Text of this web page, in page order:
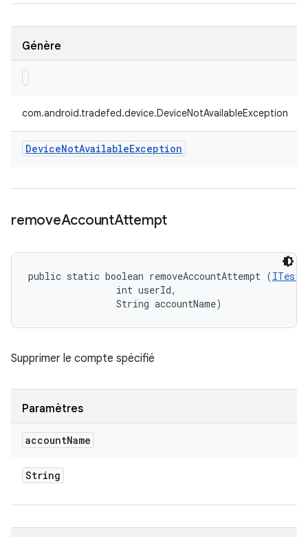
Génère
com.android.tradefed.device.DeviceNotAvailableException
DeviceNotAvailableException
removeAccountAttempt
public static boolean removeAccountAttempt (
                int userId,
                String accountName)
Supprimer le compte spécifié
Paramètres
accountName
String